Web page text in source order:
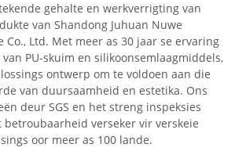
gehalte en werkverrigting van
van Shandong Juhuan Nuwe
Co., Ltd. Met meer as 30 jaar se ervaring
PU-skuim en silikoonsemlaagmiddels,
ontwerp om te voldoen aan die
van duursaamheid en estetika. Ons
deur SGS en het streng inspeksies
betroubaarheid verseker vir verskeie
oor meer as 100 lande.